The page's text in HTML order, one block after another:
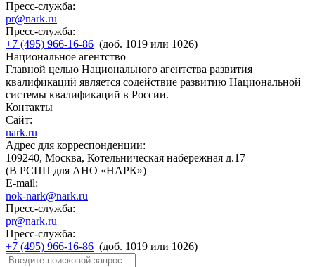
Пресс-служба:
pr@nark.ru
Пресс-служба:
+7 (495) 966-16-86 (доб. 1019 или 1026)
Национальное агентство
Главной целью Национального агентства развития
квалификаций является содействие развитию Национальной
системы квалификаций в России.
Контакты
Сайт:
nark.ru
Адрес для корреспонденции:
109240, Москва, Котельническая набережная д.17
(В РСПП для АНО «НАРК»)
E-mail:
nok-nark@nark.ru
Пресс-служба:
pr@nark.ru
Пресс-служба:
+7 (495) 966-16-86 (доб. 1019 или 1026)